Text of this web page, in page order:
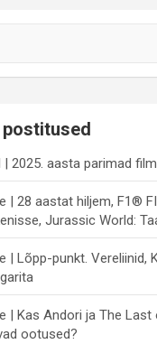
| 2025. aasta parimad
| 28 aastat hiljem, F1®
Jurassic World:
| Lõpp-punkt. Vereliinid,
| Kas Andori ja The Last
ootused?